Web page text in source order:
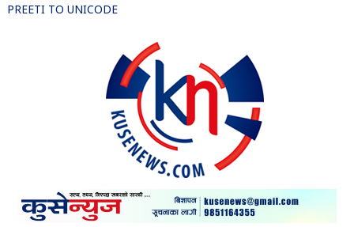
PREETI TO UNICODE